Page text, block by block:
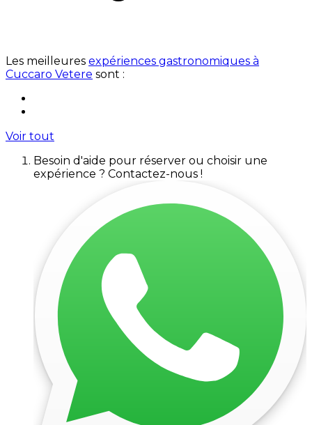
Les meilleures expériences gastronomiques à
Cuccaro Vetere sont :
Voir tout
Besoin d'aide pour réserver ou choisir une
expérience ? Contactez-nous !